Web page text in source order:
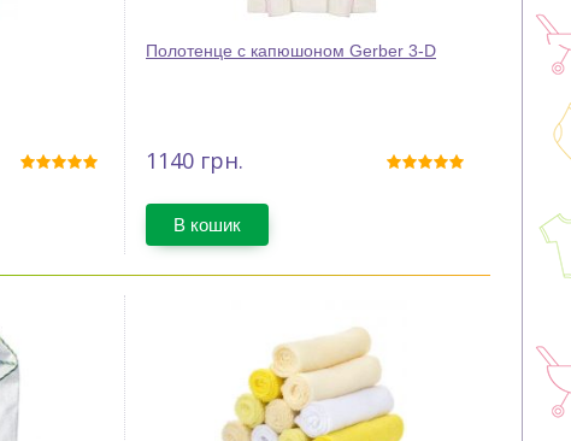
Полотенце с капюшоном Gerber 3-D
1140 грн.
В кошик